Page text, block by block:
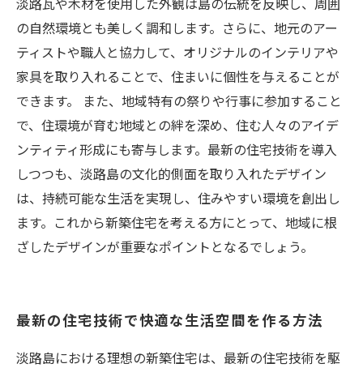
の自然環境とも美しく調和します。さらに、地元のアー
ティストや職人と協力して、オリジナルのインテリアや
家具を取り入れることで、住まいに個性を与えることが
できます。 また、地域特有の祭りや行事に参加すること
で、住環境が育む地域との絆を深め、住む人々のアイデ
ンティティ形成にも寄与します。最新の住宅技術を導入
しつつも、淡路島の文化的側面を取り入れたデザイン
は、持続可能な生活を実現し、住みやすい環境を創出し
ます。これから新築住宅を考える方にとって、地域に根
ざしたデザインが重要なポイントとなるでしょう。
最新の住宅技術で快適な生活空間を作る方法
淡路島における理想の新築住宅は、最新の住宅技術を駆